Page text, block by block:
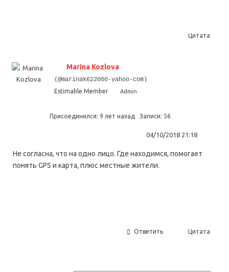
Цитата
Marina Kozlova
(@marinak622000-yahoo-com)
Estimable Member Admin
Присоединился: 9 лет назад Записи: 56
04/10/2018 21:18
Не согласна, что на одно лицо. Где находимся, помогает
понять GPS и карта, плюс местные жители.
Ответить Цитата